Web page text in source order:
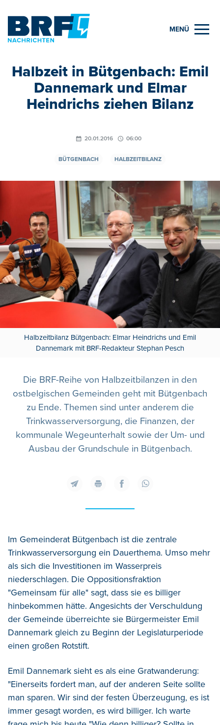
MENÜ
Halbzeit in Bütgenbach: Emil
Dannemark und Elmar
Heindrichs ziehen Bilanz
20.01.2016 06:00
BÜTGENBACH HALBZEITBILANZ
Halbzeitbilanz Bütgenbach: Elmar Heindrichs und Emil
Dannemark mit BRF-Redakteur Stephan Pesch
Die BRF-Reihe von Halbzeitbilanzen in den
ostbelgischen Gemeinden geht mit Bütgenbach
zu Ende. Themen sind unter anderem die
Trinkwasserversorgung, die Finanzen, der
kommunale Wegeunterhalt sowie der Um- und
Ausbau der Grundschule in Bütgenbach.
Im Gemeinderat Bütgenbach ist die zentrale
Trinkwasserversorgung ein Dauerthema. Umso mehr
als sich die Investitionen im Wasserpreis
niederschlagen. Die Oppositionsfraktion
"Gemeinsam für alle" sagt, dass sie es billiger
hinbekommen hätte. Angesichts der Verschuldung
der Gemeinde überreichte sie Bürgermeister Emil
Dannemark gleich zu Beginn der Legislaturperiode
einen großen Rotstift.
Emil Dannemark sieht es als eine Gratwanderung:
"Einerseits fordert man, auf der anderen Seite sollte
man sparen. Wir sind der festen Überzeugung, es ist
immer gesagt worden, es wird billiger. Ich warte